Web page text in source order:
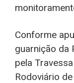
Conforme
guarnição da
pela
Rodoviário